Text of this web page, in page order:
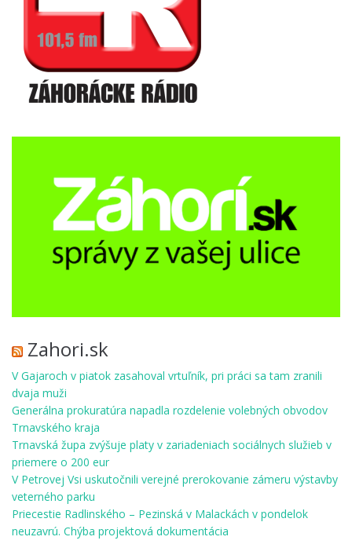
Zahori.sk
V Gajaroch v piatok zasahoval vrtuľník, pri práci sa tam zranili
dvaja muži
Generálna prokuratúra napadla rozdelenie volebných obvodov
Trnavského kraja
Trnavská župa zvýšuje platy v zariadeniach sociálnych služieb v
priemere o 200 eur
V Petrovej Vsi uskutočnili verejné prerokovanie zámeru výstavby
veterného parku
Priecestie Radlinského – Pezinská v Malackách v pondelok
neuzavrú. Chýba projektová dokumentácia